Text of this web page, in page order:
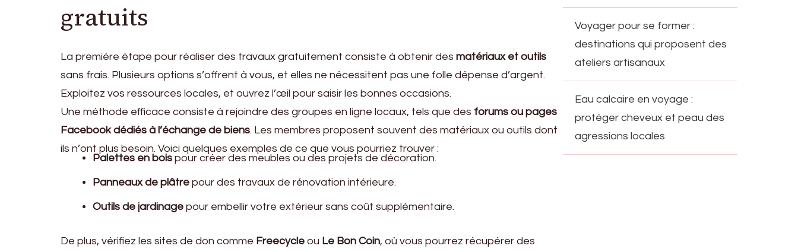
gratuits
La première étape pour réaliser des travaux gratuitement consiste à obtenir des matériaux et outils
sans frais. Plusieurs options s’offrent à vous, et elles ne nécessitent pas une folle dépense d’argent.
Exploitez vos ressources locales, et ouvrez l’œil pour saisir les bonnes occasions.
Une méthode efficace consiste à rejoindre des groupes en ligne locaux, tels que des forums ou pages
Facebook dédiés à l’échange de biens. Les membres proposent souvent des matériaux ou outils dont
ils n’ont plus besoin. Voici quelques exemples de ce que vous pourriez trouver :
Palettes en bois pour créer des meubles ou des projets de décoration.
Panneaux de plâtre pour des travaux de rénovation intérieure.
Outils de jardinage pour embellir votre extérieur sans coût supplémentaire.
De plus, vérifiez les sites de don comme Freecycle ou Le Bon Coin, où vous pourrez récupérer des
Voyager pour se former :
destinations qui proposent des
ateliers artisanaux
Eau calcaire en voyage :
protéger cheveux et peau des
agressions locales